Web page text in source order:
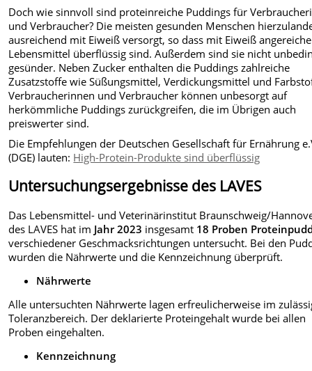
Doch wie sinnvoll sind proteinreiche Puddings für
und Verbraucher? Die meisten gesunden Menschen
ausreichend mit Eiweiß versorgt, so dass mit Eiweiß
Lebensmittel überflüssig sind. Außerdem sind sie nicht
gesünder. Neben Zucker enthalten die Puddings zahlreiche
Zusatzstoffe wie Süßungsmittel, Verdickungsmittel und
Verbraucherinnen und Verbraucher können unbesorgt auf
herkömmliche Puddings zurückgreifen, die im Übrigen auch
preiswerter sind.
Die Empfehlungen der Deutschen Gesellschaft für Ernährung
(DGE) lauten: High-Protein-Produkte sind überflüssig
Untersuchungsergebnisse des LAVES
Das Lebensmittel- und Veterinärinstitut Braunschweig/
des LAVES hat im Jahr 2023 insgesamt 18 Proben
verschiedener Geschmacksrichtungen untersucht. Bei den
wurden die Nährwerte und die Kennzeichnung überprüft.
Nährwerte
Alle untersuchten Nährwerte lagen erfreulicherweise im
Toleranzbereich. Der deklarierte Proteingehalt wurde bei allen
Proben eingehalten.
Kennzeichnung